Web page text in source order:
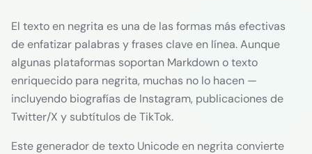
El texto en negrita es una de las formas más efectivas
de enfatizar palabras y frases clave en línea. Aunque
algunas plataformas soportan Markdown o texto
enriquecido para negrita, muchas no lo hacen —
incluyendo biografías de Instagram, publicaciones de
Twitter/X y subtítulos de TikTok.
Este generador de texto Unicode en negrita convierte